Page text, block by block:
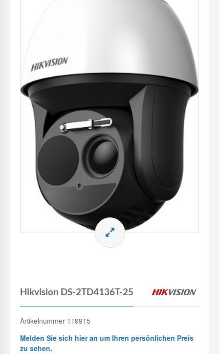
Hikvision DS-2TD4136T-25
Artikelnummer 119915
Melden Sie sich hier an um Ihren persönlichen Preis
zu sehen.